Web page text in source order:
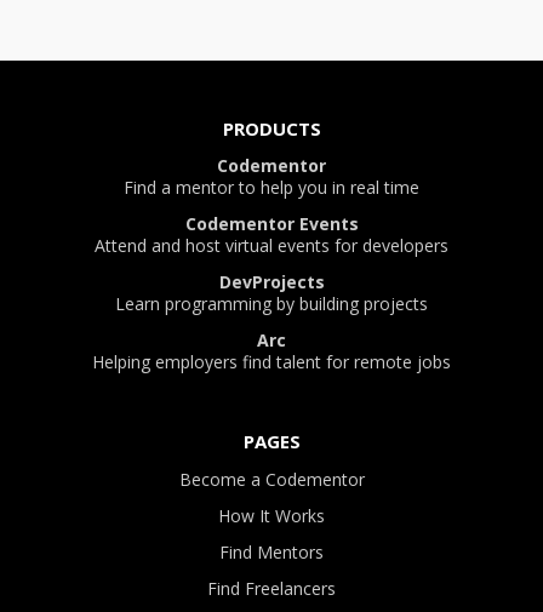
PRODUCTS
Codementor
Find a mentor to help you in real time
Codementor Events
Attend and host virtual events for developers
DevProjects
Learn programming by building projects
Arc
Helping employers find talent for remote jobs
PAGES
Become a Codementor
How It Works
Find Mentors
Find Freelancers